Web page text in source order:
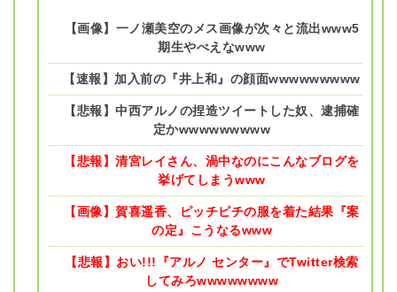
【画像】一ノ瀬美空のメス画像が次々と流出www5
期生やべえなwww
【速報】加入前の『井上和』の顔面wwwwwwwww
【悲報】中西アルノの捏造ツイートした奴、逮捕確
定かwwwwwwwww
【悲報】清宮レイさん、渦中なのにこんなブログを
挙げてしまうwww
【画像】賀喜遥香、ピッチピチの服を着た結果『案
の定』こうなるwww
【悲報】おい!!!『アルノ センター』でTwitter検索
してみろwwwwwwww